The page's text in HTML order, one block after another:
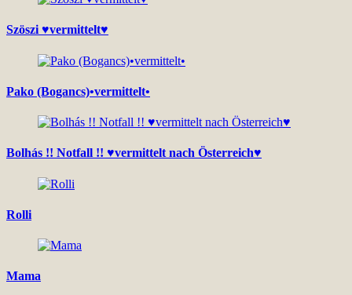
Szöszi ♥vermittelt♥
Pako (Bogancs)•vermittelt•
Bolhás !! Notfall !! ♥vermittelt nach Österreich♥
Rolli
Mama